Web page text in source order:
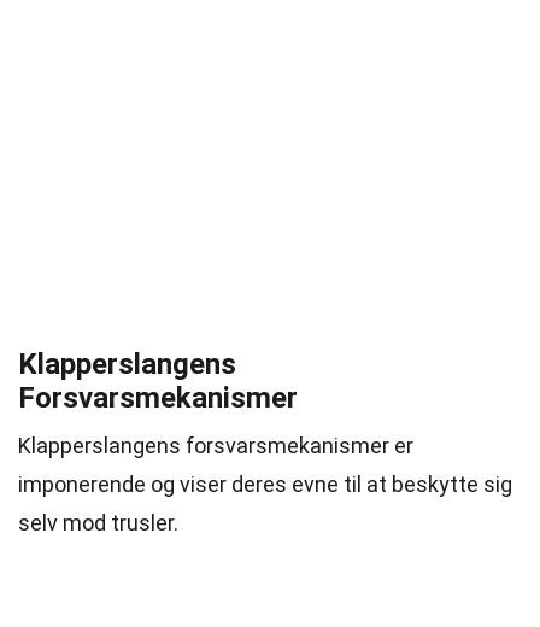
Klapperslangens
Forsvarsmekanismer
Klapperslangens forsvarsmekanismer er
imponerende og viser deres evne til at beskytte sig
selv mod trusler.